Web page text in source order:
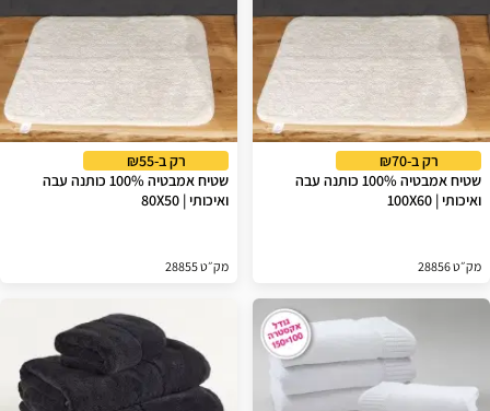
רק ב-₪70
שטיח אמבטיה 100% כותנה עבה
ואיכותי | 100X60
מק״ט 28856
רק ב-₪55
שטיח אמבטיה 100% כותנה עבה
ואיכותי | 80X50
מק״ט 28855